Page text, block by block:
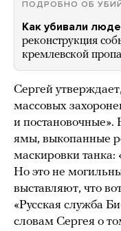
ПОДРОБНО ОБ
Как убивали
реконструкция
кремлевской
Сергей
массовых
и постановочные».
ямы, выкопанные
маскировки танка:
Но это не
выставляют, что
«Русская служба
словам Сергея о